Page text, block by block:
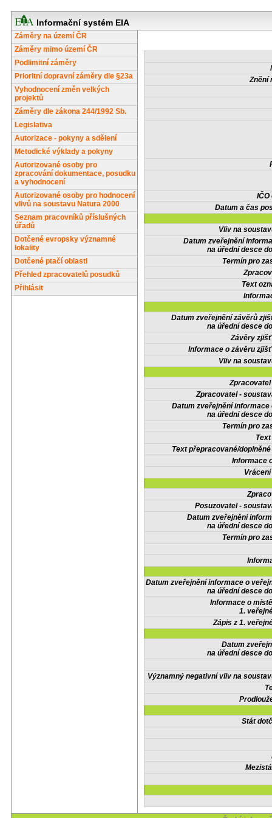
Informační systém EIA
Záměry na území ČR
Záměry mimo území ČR
Podlimitní záměry
Prioritní dopravní záměry dle §23a
Vyhodnocení změn velkých
projektů
Záměry dle zákona 244/1992 Sb.
Legislativa
Autorizace - pokyny a sdělení
Metodické výklady a pokyny
Autorizované osoby pro
zpracování dokumentace, posudku
a vyhodnocení
Autorizované osoby pro hodnocení
vlivů na soustavu Natura 2000
Seznam pracovníků příslušných
úřadů
Dotčené evropsky významné
lokality
Dotčené ptačí oblasti
Přehled zpracovatelů posudků
Přihlásit
Znění
IČO
Datum a čas
Vliv na
Datum zveřejnění
na úřední desce
Termín pro
Text
Datum zveřejnění závěrů
na úřední desce
Závěry
Informace o závěru
Vliv na
Zpracovatel -
Datum zveřejnění informace
na úřední desce
Termín pro
Text přepracované/
Informace
Posuzovatel -
Datum zveřejnění
na úřední desce
Termín pro
Datum zveřejnění informace o
na úřední desce
Informace o
1.
Zápis z 1.
Datum
na úřední desce
Významný negativní vliv na
Stát